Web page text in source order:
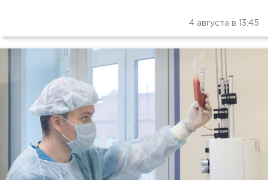
4 августа в 13:45